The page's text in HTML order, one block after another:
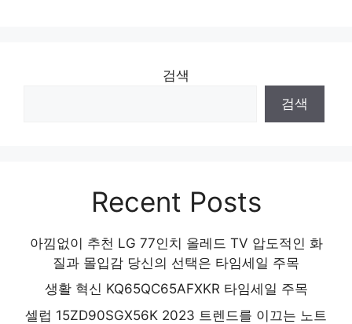
검색
검색
Recent Posts
아낌없이 추천 LG 77인치 올레드 TV 압도적인 화
질과 몰입감 당신의 선택은 타임세일 주목
생활 혁신 KQ65QC65AFXKR 타임세일 주목
셀럽 15ZD90SGX56K 2023 트렌드를 이끄는 노트